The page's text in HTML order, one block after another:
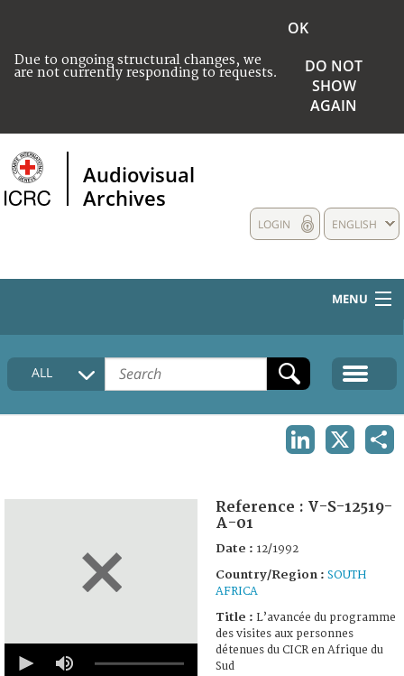
Due to ongoing structural changes, we
are not currently responding to requests.
OK
DO NOT
SHOW
AGAIN
Audiovisual
Archives
ENGLISH
LOGIN
MENU
HOME
COLLECTIONS DESCRIPTION
ALL
seconds
Reference : V-S-12519-
A-01
Date : 12/1992
Country/Region : SOUTH
AFRICA
Title : L’avancée du programme
des visites aux personnes
détenues du CICR en Afrique du
Sud